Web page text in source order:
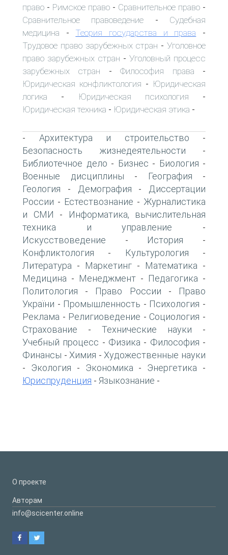
право - Римское право - Сравнительное право -
Сравнительное правоведение - Судебная
медицина - Теория государства и права -
Трудовое право зарубежных стран -Уголовное
право зарубежных стран - Уголовный процесс
зарубежных стран -Философия права -
Юридическая конфликтология - Юридическая
логика - Юридическая психология -
Юридическая техника - Юридическая этика -
- Архитектура и строительство -
Безопасность жизнедеятельности -
Библиотечное дело - Бизнес - Биология -
Военные дисциплины - География -
Геология - Демография -
Диссертации
России - Естествознание - Журналистика
и СМИ -
Информатика, вычислительная
техника и управление -
Искусствоведение - История -
Конфликтология - Культурология -
Литература - Маркетинг - Математика -
Медицина - Менеджмент - Педагогика -
Политология - Право России -
Право
України - Промышленность - Психология -
Реклама - Религиоведение - Социология -
Страхование - Технические науки -
Учебный процесс - Физика - Философия -
Финансы - Химия - Художественные науки
- Экология - Экономика - Энергетика -
Юриспруденция - Языкознание -
О проекте
Авторам
info@scicenter.online